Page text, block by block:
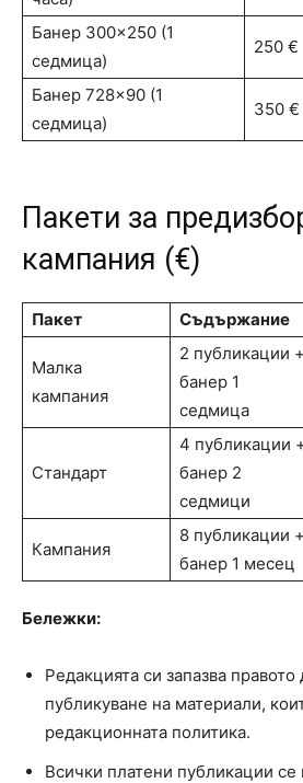
Банер 300×250 (1
седмица)
250 €
Банер 728×90 (1
седмица)
350 €
Пакети за
кампания (€)
Пакет Съдържание
Малка
кампания
2 публикации +
банер 1
седмица
Стандарт
4 публикации
банер 2
седмици
Кампания
8 публикации +
банер 1 месец
Бележки:
Редакцията си запазва правото
публикуване на материали,
редакционната политика.
Всички платени публикации се